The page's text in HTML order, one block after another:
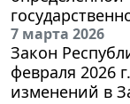
7 марта 2026
Закон
февраля 2026
изменений в